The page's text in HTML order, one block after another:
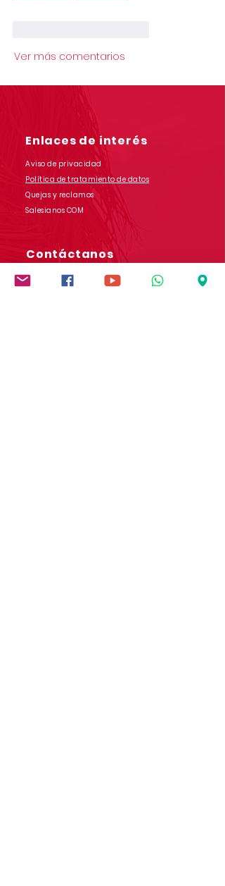
Ver más comentarios
Enlaces de interés
Aviso de privacidad
Política de tratamiento de datos
Quejas y reclamos
Salesianos COM
Contáctanos
Dirección: Carrera 9 # 13-45 B/ San Rafael
Popayán - Cauca - Colombia